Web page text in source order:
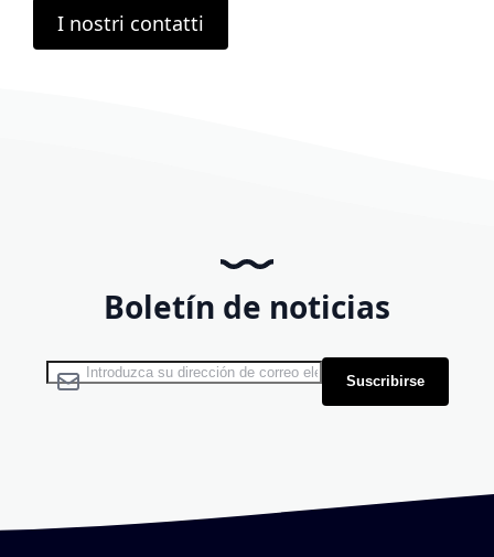
I nostri contatti
Boletín de noticias
Inscríbase a nuestro boletín de noticias:Suscribirse